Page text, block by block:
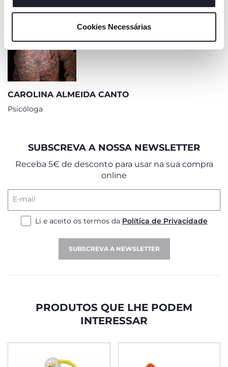
"mostrar detalhes". Ao fechar este aviso, está a
são necessários e essenciais para garantir o
funcionamento desta página.
Cookies Necessárias
CAROLINA ALMEIDA CANTO
Psicóloga
SUBSCREVA A NOSSA NEWSLETTER
Receba 5€ de desconto para usar na sua compra
online
E-mail
Li e aceito os termos da Política de Privacidade
SUBSCREVA A NEWSLETTER
PRODUTOS QUE LHE PODEM
INTERESSAR